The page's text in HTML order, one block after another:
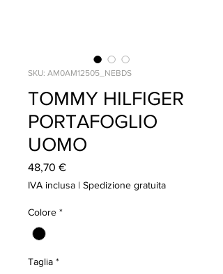
SKU: AM0AM12505_NEBDS
TOMMY HILFIGER
PORTAFOGLIO
UOMO
48,70 €Prezzo
IVA inclusa | Spedizione gratuita
Colore *
Taglia *